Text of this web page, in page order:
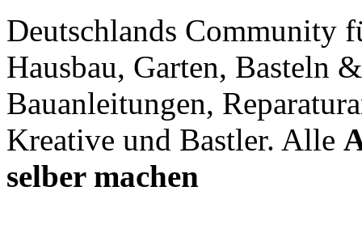
Deutschlands Community
Hausbau, Garten, Basteln
Bauanleitungen,
Kreative und Bastler. Alle
selber machen